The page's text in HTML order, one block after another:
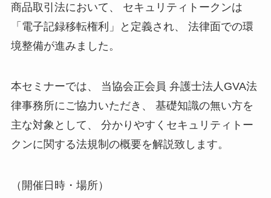
商品取引法において、 セキュリティトークンは
「電子記録移転権利」と定義され、 法律面での環
境整備が進みました。
本セミナーでは、 当協会正会員 弁護士法人GVA法
律事務所にご協力いただき、 基礎知識の無い方を
主な対象として、 分かりやすくセキュリティトー
クンに関する法規制の概要を解説致します。
（開催日時・場所）